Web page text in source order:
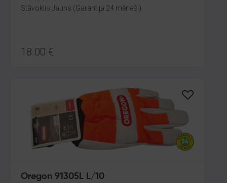
Stāvoklis Jauns (Garantija 24 mēneši)
18.00 €
Oregon 91305L L/10